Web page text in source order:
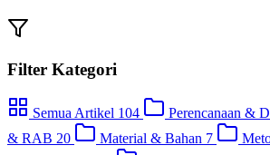
Filter Kategori
Semua Artikel 104 Perencanaan &
& RAB 20 Material & Bahan 7